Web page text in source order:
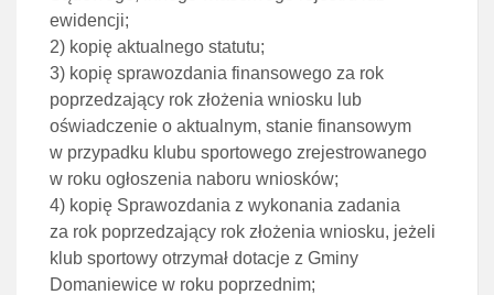
ewidencji;
2) kopię aktualnego statutu;
3) kopię sprawozdania finansowego za rok
poprzedzający rok złożenia wniosku lub
oświadczenie o aktualnym, stanie finansowym
w przypadku klubu sportowego zrejestrowanego
w roku ogłoszenia naboru wniosków;
4) kopię Sprawozdania z wykonania zadania
za rok poprzedzający rok złożenia wniosku, jeżeli
klub sportowy otrzymał dotacje z Gminy
Domaniewice w roku poprzednim;